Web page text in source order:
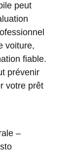
peut
voiture,
fiable.
prévenir
votre prêt
–